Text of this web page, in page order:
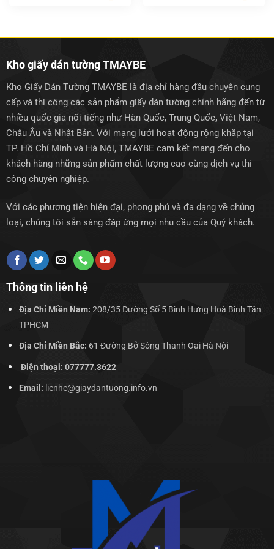
hiện
hiện
Kho giấy dán tường TMAYBE
Kho Giấy Dán Tường TMAYBE là địa chỉ hàng đầu chuyên cung
cấp và thi công các sản phẩm giấy dán tường chính hãng đến từ
nhiều quốc gia nổi tiếng như Hàn Quốc, Trung Quốc, Việt Nam,
Châu Âu và Nhật Bản. Với mạng lưới hoạt động rộng khắp tại
TP. Hồ Chí Minh và Hà Nội, TMAYBE cam kết mang đến cho
khách hàng những sản phẩm chất lượng cao cùng dịch vụ thi
công chuyên nghiệp.
Với các phương tiện hiện đại, phong phú và đa dạng về chủng
loại, chúng tôi sẵn sàng đáp ứng mọi nhu cầu của Quý khách.
Thông tin liên hệ
Địa Chỉ Miền Nam: 208/35 Đường Số 5 Bình Hưng Hoà Bình Tân
TPHCM
Địa Chỉ Miền Bắc: 61 Đường Bở Sông Thanh Oai Hà Nội
Điện thoại: 077777.3622
Email: lienhe@giaydantuong.info.vn